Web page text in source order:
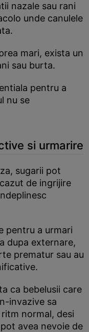
nazale sau rani
unde canulele
mari, exista un
sau burta.
pentru a
nu se
si urmarire
sugarii pot
de ingrijire
pentru a urmari
dupa externare,
prematur sau au
ca bebelusii care
invazive sa
normal, desi
avea nevoie de